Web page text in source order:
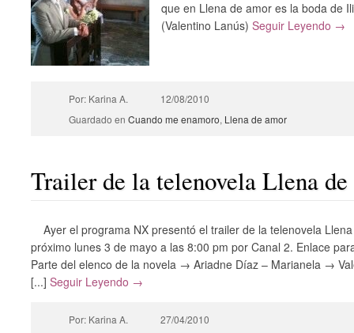
que en Llena de amor es la boda de
(Valentino Lanús)Seguir Leyendo →
Por: Karina A.
12/08/2010
Guardado en Cuando me enamoro, Llena de amor
Trailer de la telenovela Llena
Ayer el programa NX presentó el trailer de la telenovela
próximo lunes 3 de mayo a las 8:00 pm por Canal 2. Enlace
Parte del elenco de la novela → Ariadne Díaz – Marianela →
[...]Seguir Leyendo →
Por: Karina A. 27/04/2010